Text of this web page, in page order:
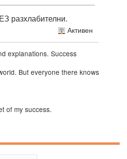
разхлабителни.
Активен
explanations. Success
But everyone there knows
of my success.